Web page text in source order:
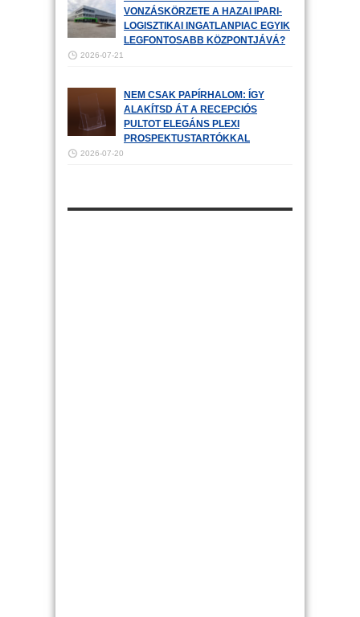
VONZÁSKÖRZETE A HAZAI IPARI-
LOGISZTIKAI INGATLANPIAC EGYIK
LEGFONTOSABB KÖZPONTJÁVÁ?
2026-07-21
NEM CSAK PAPÍRHALOM: ÍGY
ALAKÍTSD ÁT A RECEPCIÓS
PULTOT ELEGÁNS PLEXI
PROSPEKTUSTARTÓKKAL
2026-07-20